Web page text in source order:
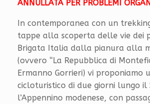
ANNULLATA PER PROBLEMI
In contemporanea con un
tappe alla scoperta delle vie dei
Brigata Italia dalla pianura alla
(ovvero “La Repubblica di
Ermanno Gorrieri) vi proponiamo
cicloturistico di due giorni lungo il
l’Appennino modenese, con